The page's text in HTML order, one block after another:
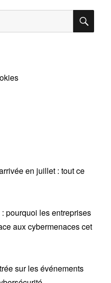
en juillet : tout ce
pourquoi les entreprises
aux cybermenaces cet
sur les événements